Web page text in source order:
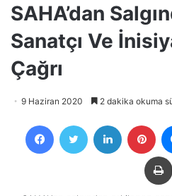
​SAHA’dan
Sanatçı Ve
Çağrı
9 Haziran 2020 2 dakika okuma
FacebookTwitter LinkedIn